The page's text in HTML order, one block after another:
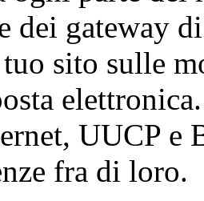
dei gateway
sito sulle
UUCP e
fra di loro.